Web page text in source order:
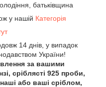
батьківщина
у нашій Категорія
14 днів, у випадок
України!
за вашими
сріблясті 925 проби,
або ваші сріблом,